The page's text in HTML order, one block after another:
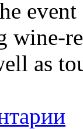
wine-
as